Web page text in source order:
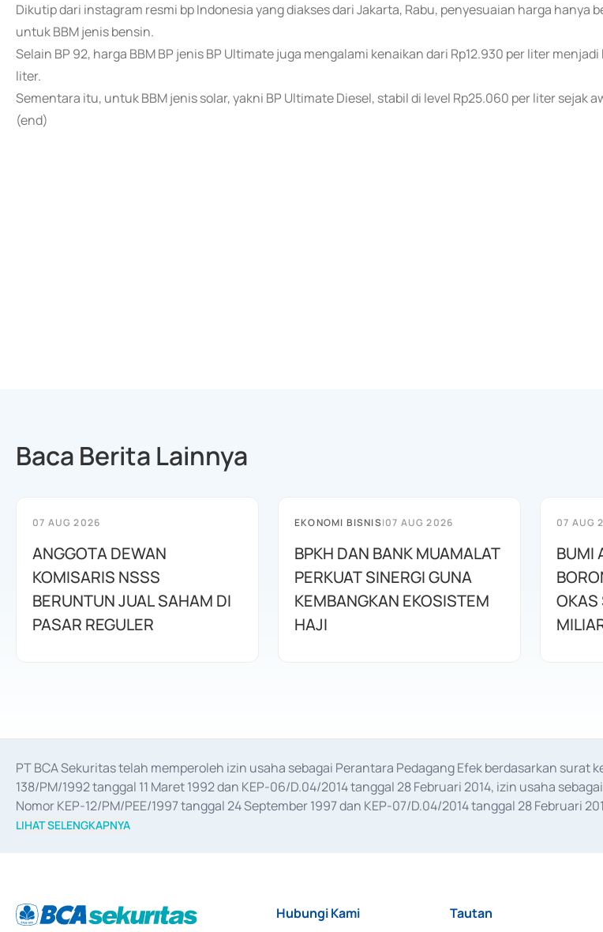
Dikutip dari instagram resmi bp Indonesia yang diakses dari Jakarta, Rabu, penyesuaian harga hanya
untuk BBM jenis bensin.
Selain BP 92, harga BBM BP jenis BP Ultimate juga mengalami kenaikan dari Rp12.930 per liter menjadi
liter.
Sementara itu, untuk BBM jenis solar, yakni BP Ultimate Diesel, stabil di level Rp25.060 per liter sejak
(end)
Baca Berita Lainnya
07 AUG 2026
ANGGOTA DEWAN
KOMISARIS NSSS
BERUNTUN JUAL SAHAM DI
PASAR REGULER
EKONOMI BISNIS|07 AUG 2026
BPKH DAN BANK MUAMALAT
PERKUAT SINERGI GUNA
KEMBANGKAN EKOSISTEM
HAJI
07 AUG
BUMI
OKAS
PT BCA Sekuritas telah memperoleh izin usaha sebagai Perantara Pedagang Efek berdasarkan surat
138/PM/1992 tanggal 11 Maret 1992 dan KEP-06/D.04/2014 tanggal 28 Februari 2014, izin usaha
Nomor KEP-12/PM/PEE/1997 tanggal 24 September 1997 dan KEP-07/D.04/2014 tanggal 28 Februari
merger, akuisisi, divestasi, dan
LIHAT SELENGKAPNYA
Hubungi Kami Tautan